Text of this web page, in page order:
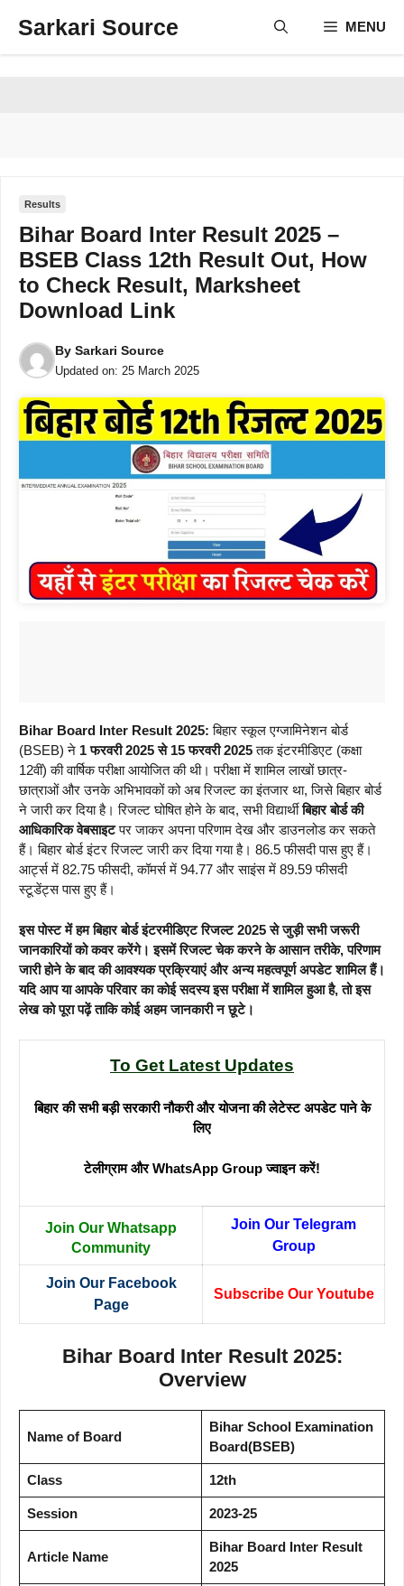
Sarkari Source MENU
Results
Bihar Board Inter Result 2025 –
BSEB Class 12th Result Out, How
to Check Result, Marksheet
Download Link
By Sarkari Source
Updated on: 25 March 2025
Bihar Board Inter Result 2025: बिहार स्कूल एग्जामिनेशन बोर्ड
(BSEB) ने 1 फरवरी 2025 से 15 फरवरी 2025तक इंटरमीडिएट (कक्षा
12वीं) की वार्षिक परीक्षा आयोजित की थी। परीक्षा में शामिल लाखों छात्र-
छात्राओं और उनके अभिभावकों को अब रिजल्ट का इंतजार था, जिसे बिहार बोर्ड
ने जारी कर दिया है। रिजल्ट घोषित होने के बाद, सभी विद्यार्थीबिहार बोर्ड की
आधिकारिक वेबसाइटपर जाकर अपना परिणाम देख और डाउनलोड कर सकते
हैं। बिहार बोर्ड इंटर रिजल्ट जारी कर दिया गया है। 86.5 फीसदी पास हुए हैं।
आर्ट्स में 82.75 फीसदी, कॉमर्स में 94.77 और साइंस में 89.59 फीसदी
स्टूडेंट्स पास हुए हैं।
इस पोस्ट में हमबिहार बोर्ड इंटरमीडिएट रिजल्ट 2025से जुड़ी सभी जरूरी
जानकारियों को कवर करेंगे। इसमें रिजल्ट चेक करने के आसान तरीके, परिणाम
जारी होने के बाद की आवश्यक प्रक्रियाएं और अन्य महत्वपूर्ण अपडेट शामिल हैं।
यदि आप या आपके परिवार का कोई सदस्य इस परीक्षा में शामिल हुआ है, तो इस
लेख को पूरा पढ़ें ताकि कोई अहम जानकारी न छूटे।
To Get Latest Updates
बिहार की सभी बड़ी सरकारी नौकरी और योजना की लेटेस्ट अपडेट पाने के
लिए
टेलीग्राम और WhatsApp Group ज्वाइन करें!
Join Our Whatsapp
Community
Join Our Telegram
Group
Join Our Facebook
Page
Subscribe Our Youtube
Bihar Board Inter Result 2025:
Overview
Name of Board
Bihar School Examination
Board(BSEB)
Class 12th
Session 2023-25
Article Name
Bihar Board Inter Result
2025